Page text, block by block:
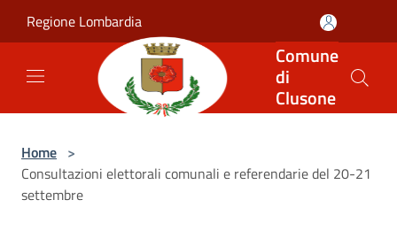
Regione Lombardia
Comune
di
Clusone
Home >
Consultazioni elettorali comunali e referendarie del 20-21
settembre